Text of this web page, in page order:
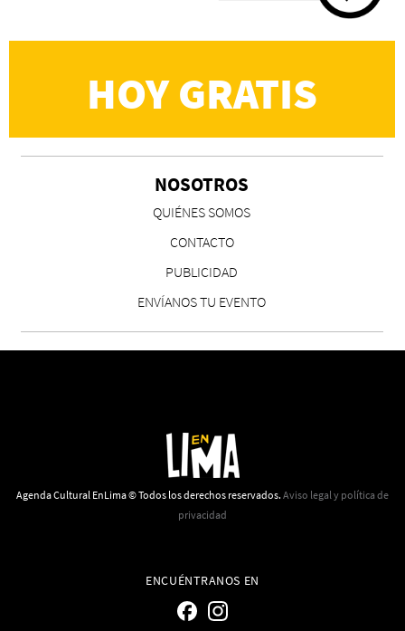
CS, de José María Salazar
Invitadxs EnLima
Reseña: Lienzos de Solobones
Marco Yanayaco ...
HOY GRATIS
NOSOTROS
QUIÉNES SOMOS
CONTACTO
PUBLICIDAD
ENVÍANOS TU EVENTO
Agenda Cultural EnLima © Todos los derechos reservados. Aviso legal y política de
privacidad
ENCUÉNTRANOS EN